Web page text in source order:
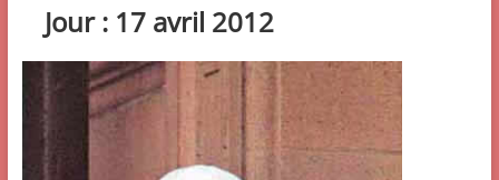
Jour : 17 avril 2012